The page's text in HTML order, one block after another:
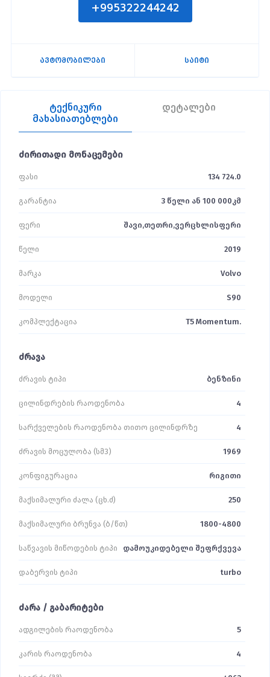
+995322244242
ავტომობილები საიტი
ტექნიკური
მახასიათებლები
დეტალები
ძირითადი მონაცემები
ფასი 134 724.0
გარანტია 3 წელი ან 100 000კმ
ფერი შავი,თეთრი,ვერცხლისფერი
წელი 2019
მარკა Volvo
მოდელი S90
კომპლექტაცია T5 Momentum.
ძრავა
ძრავის ტიპი ბენზინი
ცილინდრების რაოდენობა 4
სარქველების რაოდენობა თითო ცილინდრზე 4
ძრავის მოცულობა (სმ3) 1969
კონფიგურაცია რიგითი
მაქსიმალური ძალა (ცხ.ძ) 250
მაქსიმალური ბრუნვა (ბ/წთ) 1800-4800
საწვავის მიწოდების ტიპი დამოუკიდებელი შეფრქვევა
დაბერვის ტიპი turbo
ძარა / გაბარიტები
ადგილების რაოდენობა 5
კარის რაოდენობა 4